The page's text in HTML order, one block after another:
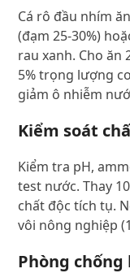
Cá rô đầu nhím
(đạm 25-30%)
rau xanh. Cho ăn
5% trọng lượng
giảm ô nhiễm
Kiểm soát
Kiểm tra pH,
test nước. Thay
chất độc tích tụ.
vôi nông nghiệp
Phòng